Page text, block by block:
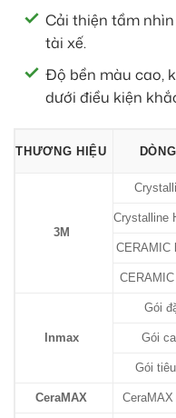
Cải thiện tầm
tài xế.
Độ bền màu cao,
dưới điều kiện
THƯƠNG HIỆU
3M
Crystalline
CERAMIC
Inmax
Gói
Gói
Gói
CeraMAX CeraMAX